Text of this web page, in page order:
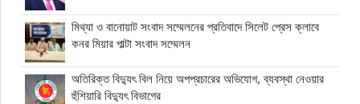
মিথ্যা ও বানোয়াট সংবাদ সম্মেলনের প্রতিবাদে সিলেট প্রেস ক্লাবে
কনর মিয়ার পাল্টা সংবাদ সম্মেলন
অতিরিক্ত বিদ্যুৎ বিল নিয়ে অপপ্রচারের অভিযোগ, ব্যবস্থা নেওয়ার
হুঁশিয়ারি বিদ্যুৎ বিভাগের